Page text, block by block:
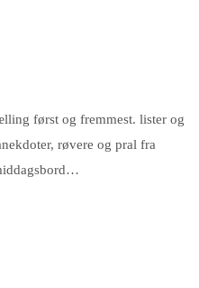
først og fremmest. lister og
røvere og pral fra